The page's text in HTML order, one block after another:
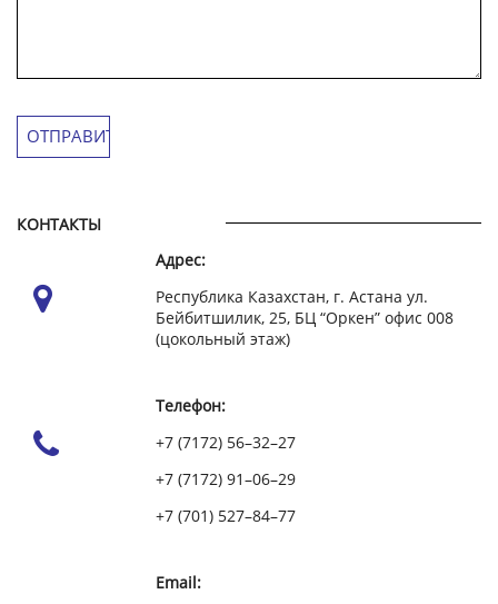
КОНТАКТЫ
Адрес:
Республика Казахстан, г. Астана ул.
Бейбитшилик, 25, БЦ “Оркен” офис 008
(цокольный этаж)
Телефон:
+7 (7172) 56–32–27
+7 (7172) 91–06–29
+7 (701) 527–84–77
Email: